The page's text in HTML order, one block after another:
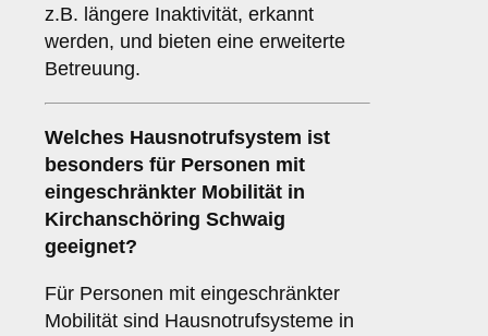
z.B. längere Inaktivität, erkannt
werden, und bieten eine erweiterte
Betreuung.
Welches Hausnotrufsystem ist
besonders für Personen mit
eingeschränkter Mobilität in
Kirchanschöring Schwaig
geeignet?
Für Personen mit eingeschränkter
Mobilität sind Hausnotrufsysteme in